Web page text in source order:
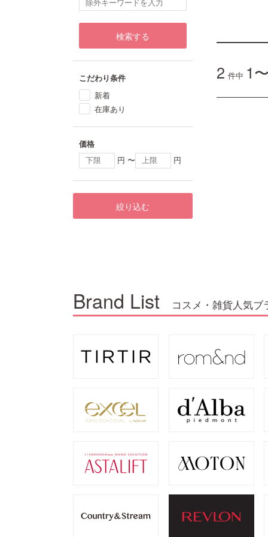
2 件中 1
検索する
こだわり条件
新着
在庫あり
価格
円 〜 円
絞り込む
Brand List コスメ・雑貨人気ブ